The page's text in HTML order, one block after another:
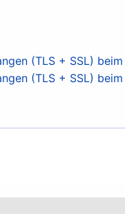
(TLS + SSL) beim
(TLS + SSL)